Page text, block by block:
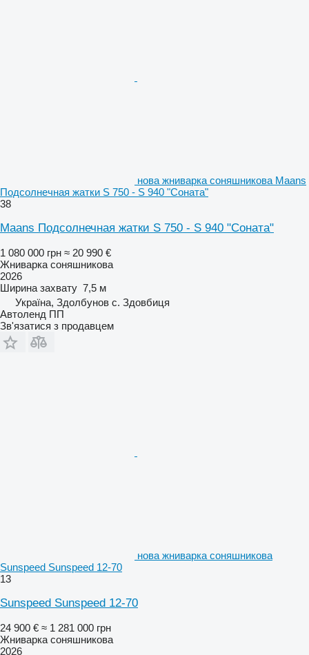
нова жниварка соняшникова Maans
Подсолнечная жатки S 750 - S 940 "Соната"
38
Maans Подсолнечная жатки S 750 - S 940 "Соната"
1 080 000 грн ≈ 20 990 €
Жниварка соняшникова
2026
Ширина захвату 7,5 м
Україна, Здолбунов с. Здовбиця
Автоленд ПП
Зв'язатися з продавцем
нова жниварка соняшникова
Sunspeed Sunspeed 12-70
13
Sunspeed Sunspeed 12-70
24 900 € ≈ 1 281 000 грн
Жниварка соняшникова
2026